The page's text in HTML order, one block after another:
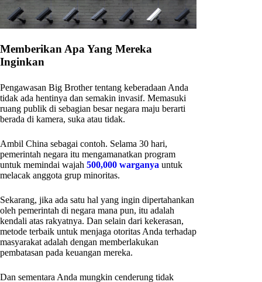
Memberikan Apa Yang Mereka
Inginkan
Pengawasan Big Brother tentang keberadaan Anda
tidak ada hentinya dan semakin invasif. Memasuki
ruang publik di sebagian besar negara maju berarti
berada di kamera, suka atau tidak.
Ambil China sebagai contoh. Selama 30 hari,
pemerintah negara itu mengamanatkan program
untuk memindai wajah 500,000 warganya untuk
melacak anggota grup minoritas.
Sekarang, jika ada satu hal yang ingin dipertahankan
oleh pemerintah di negara mana pun, itu adalah
kendali atas rakyatnya. Dan selain dari kekerasan,
metode terbaik untuk menjaga otoritas Anda terhadap
masyarakat adalah dengan memberlakukan
pembatasan pada keuangan mereka.
Dan sementara Anda mungkin cenderung tidak